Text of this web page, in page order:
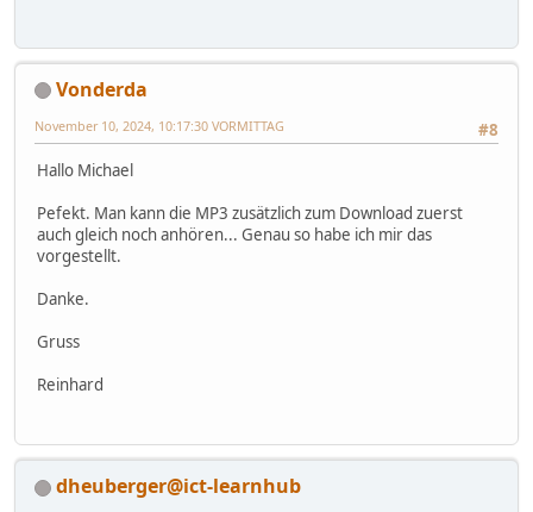
Vonderda
#8
November 10, 2024, 10:17:30 VORMITTAG
Hallo Michael
Pefekt. Man kann die MP3 zusätzlich zum Download zuerst
auch gleich noch anhören... Genau so habe ich mir das
vorgestellt.
Danke.
Gruss
Reinhard
dheuberger@ict-learnhub